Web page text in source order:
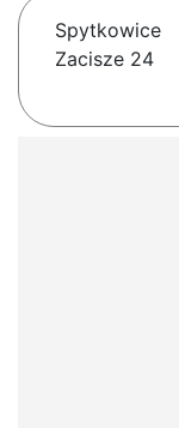
Spytkowice
Zacisze 24